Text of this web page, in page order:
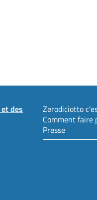
des
Zerodiciotto
Comment faire
Presse